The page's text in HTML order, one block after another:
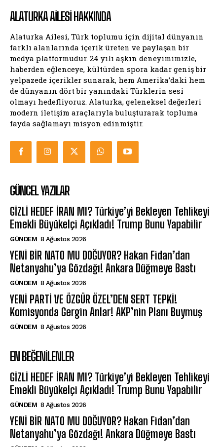
ALATURKA AILESI HAKKINDA
Alaturka Ailesi, Türk toplumu için dijital dünyanın
farklı alanlarında içerik üreten ve paylaşan bir
medya platformudur. 24 yılı aşkın deneyimimizle,
haberden eğlenceye, kültürden spora kadar geniş bir
yelpazede içerikler sunarak, hem Amerika’daki hem
de dünyanın dört bir yanındaki Türklerin sesi
olmayı hedefliyoruz. Alaturka, geleneksel değerleri
modern iletişim araçlarıyla buluşturarak topluma
fayda sağlamayı misyon edinmiştir.
GÜNCEL YAZILAR
GİZLİ HEDEF İRAN MI? Türkiye’yi Bekleyen Tehlikeyi
Emekli Büyükelçi Açıkladı! Trump Bunu Yapabilir
GÜNDEM 8 Ağustos 2026
YENİ BİR NATO MU DOĞUYOR? Hakan Fidan’dan
Netanyahu’ya Gözdağı! Ankara Düğmeye Bastı
GÜNDEM 8 Ağustos 2026
YENİ PARTİ VE ÖZGÜR ÖZEL’DEN SERT TEPKİ!
Komisyonda Gergin Anlar! AKP’nin Planı Buymuş
GÜNDEM 8 Ağustos 2026
EN BEĞENILENLER
GİZLİ HEDEF İRAN MI? Türkiye’yi Bekleyen Tehlikeyi
Emekli Büyükelçi Açıkladı! Trump Bunu Yapabilir
GÜNDEM 8 Ağustos 2026
YENİ BİR NATO MU DOĞUYOR? Hakan Fidan’dan
Netanyahu’ya Gözdağı! Ankara Düğmeye Bastı